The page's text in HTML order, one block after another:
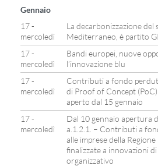
Gennaio
17 -
mercoledì
La decarbonizzazione
Mediterraneo, è partito
17 -
mercoledì
Bandi europei, nuove
l’innovazione blu
17 -
mercoledì
Contributi a fondo
di Proof of Concept
aperto dal 15 gennaio
17 -
mercoledì
Dal 10 gennaio apertura
a.1.2.1. – Contributi a
alle imprese della
finalizzate a innovazioni
organizzativo